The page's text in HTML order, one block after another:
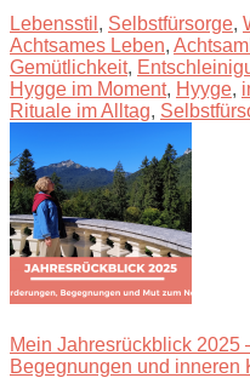
Lebensstil , Selbstfürsorge,
Achtsames Leben,
Gemütlichkeit,
Hygge im Moment, Hyyge,
Rituale im Alltag,
Mein Jahresrückblick 2025
Begegnungen und inneren